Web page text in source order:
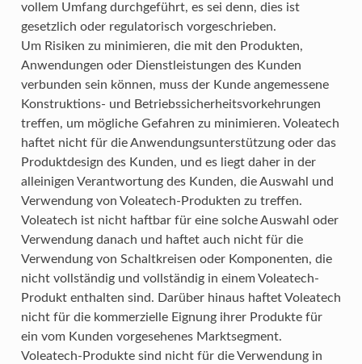
vollem Umfang durchgeführt, es sei denn, dies ist
gesetzlich oder regulatorisch vorgeschrieben.
Um Risiken zu minimieren, die mit den Produkten,
Anwendungen oder Dienstleistungen des Kunden
verbunden sein können, muss der Kunde angemessene
Konstruktions- und Betriebssicherheitsvorkehrungen
treffen, um mögliche Gefahren zu minimieren. Voleatech
haftet nicht für die Anwendungsunterstützung oder das
Produktdesign des Kunden, und es liegt daher in der
alleinigen Verantwortung des Kunden, die Auswahl und
Verwendung von Voleatech-Produkten zu treffen.
Voleatech ist nicht haftbar für eine solche Auswahl oder
Verwendung danach und haftet auch nicht für die
Verwendung von Schaltkreisen oder Komponenten, die
nicht vollständig und vollständig in einem Voleatech-
Produkt enthalten sind. Darüber hinaus haftet Voleatech
nicht für die kommerzielle Eignung ihrer Produkte für
ein vom Kunden vorgesehenes Marktsegment.
Voleatech-Produkte sind nicht für die Verwendung in